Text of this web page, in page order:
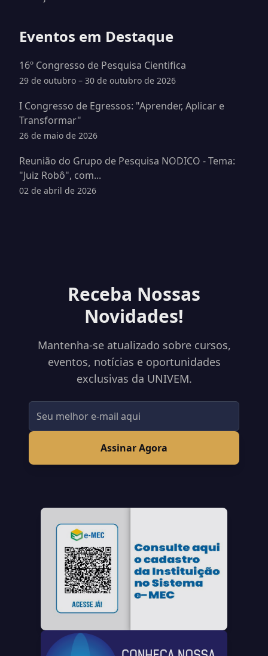
Eventos em Destaque
16º Congresso de Pesquisa Cientifica
29 de outubro – 30 de outubro de 2026
I Congresso de Egressos: "Aprender, Aplicar e
Transformar"
26 de maio de 2026
Reunião do Grupo de Pesquisa NODICO - Tema:
"Juiz Robô", com...
02 de abril de 2026
Receba Nossas
Novidades!
Mantenha-se atualizado sobre cursos,
eventos, notícias e oportunidades
exclusivas da UNIVEM.
Assinar Agora